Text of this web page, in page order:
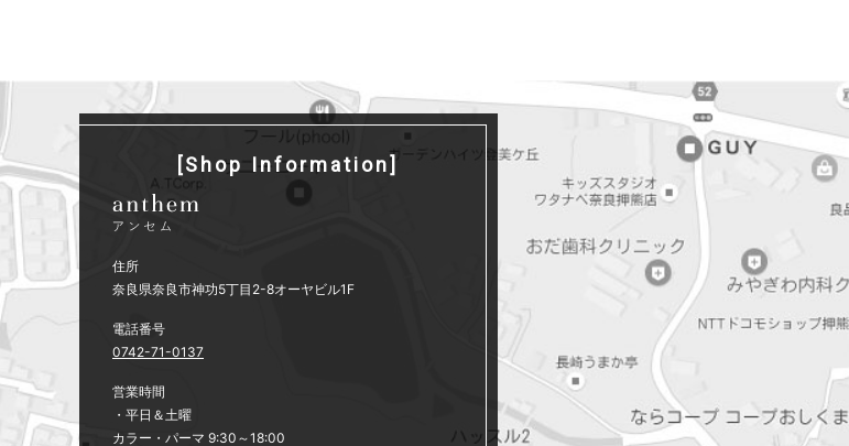
2014年4月
2014年2月
2013年11月
2013年9月
2013年7月
[Shop Information]
住所
奈良県奈良市神功5丁目2-8オーヤビル1F
電話番号
0742-71-0137
営業時間
・平日＆土曜
カラー・パーマ 9:30～18:00